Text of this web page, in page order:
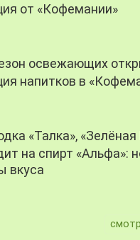
от «Кофемании»
освежающих
напитков в
«Талка»,
на спирт «Альфа»:
вкуса